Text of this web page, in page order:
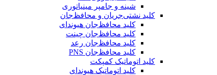
شینه و جامپر مینیاتوری
کلید نشتی‌جریان و محافظ‌جان
کلید محافظ‌جان هیوندای
کلید محافظ‌جان چینت
کلید محافظ‌جان رعد
کلید محافظ‌جان PNS
کلید اتوماتیک کمپکت
کلید اتوماتیک هیوندای